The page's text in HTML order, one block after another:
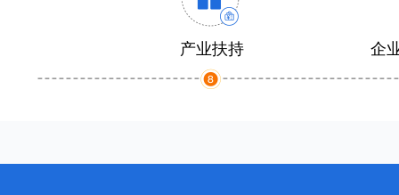
产业扶持 企